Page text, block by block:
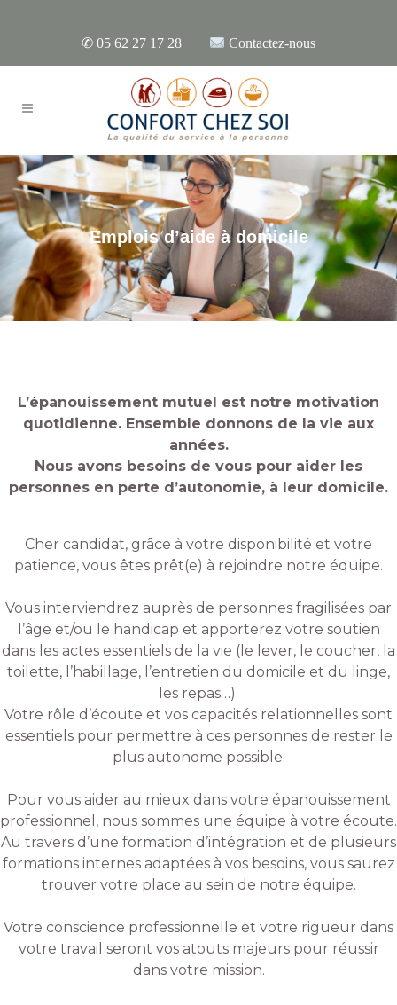
✆05 62 27 17 28 Contactez-nous
Emplois d’aide à domicile
L’épanouissement mutuel est notre motivation
quotidienne. Ensemble donnons de la vie aux
années.
Nous avons besoins de vous pour aider les
personnes en perte d’autonomie, à leur domicile.
Cher candidat, grâce à votre disponibilité et votre
patience, vous êtes prêt(e) à rejoindre notre équipe.
Vous interviendrez auprès de personnes fragilisées par
l’âge et/ou le handicap et apporterez votre soutien
dans les actes essentiels de la vie (le lever, le coucher, la
toilette, l’habillage, l’entretien du domicile et du linge,
les repas…).
Votre rôle d’écoute et vos capacités relationnelles sont
essentiels pour permettre à ces personnes de rester le
plus autonome possible.
Pour vous aider au mieux dans votre épanouissement
professionnel, nous sommes une équipe à votre écoute.
Au travers d’une formation d’intégration et de plusieurs
formations internes adaptées à vos besoins, vous saurez
trouver votre place au sein de notre équipe.
Votre conscience professionnelle et votre rigueur dans
votre travail seront vos atouts majeurs pour réussir
dans votre mission.